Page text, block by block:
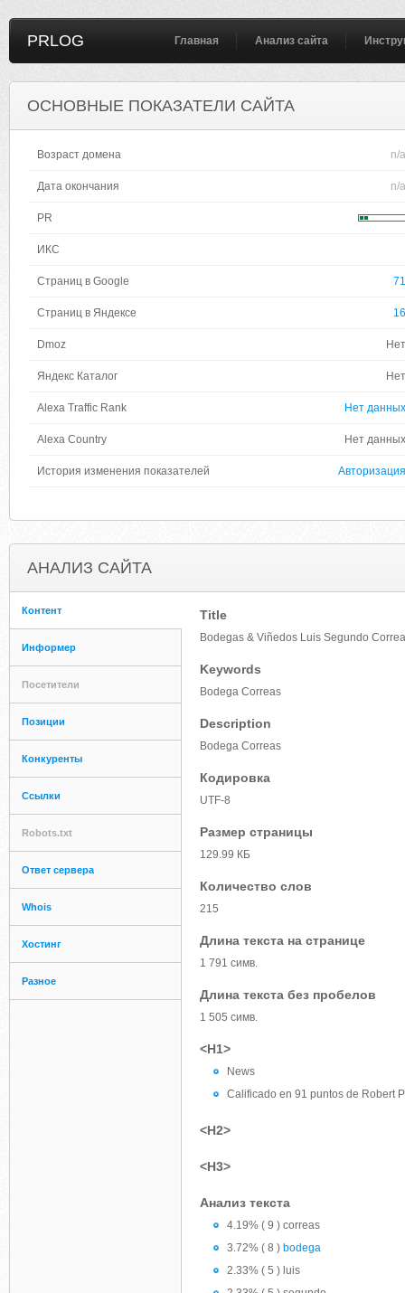
PRLOG Главная Анализ сайта
ОСНОВНЫЕ ПОКАЗАТЕЛИ САЙТА
Возраст домена n/a
Дата окончания n/a
PR
ИКС
Страниц в Google 71
Страниц в Яндексе 16
Dmoz Нет
Яндекс Каталог Нет
Alexa Traffic Rank Нет данных
Alexa Country Нет данных
История изменения показателей Авторизация
АНАЛИЗ САЙТА
Контент
Информер
Посетители
Позиции
Конкуренты
Ссылки
Robots.txt
Ответ сервера
Whois
Хостинг
Разное
Title
Bodegas & Viñedos Luis Segundo
Keywords
Bodega Correas
Description
Bodega Correas
Кодировка
UTF-8
Размер страницы
129.99 КБ
Количество слов
215
Длина текста на странице
1 791 симв.
Длина текста без пробелов
1 505 симв.
<H1>
News
Calificado en 91 puntos de Robert
<H2>
<H3>
Анализ текста
4.19% ( 9 ) correas
3.72% ( 8 ) bodega
2.33% ( 5 ) luis